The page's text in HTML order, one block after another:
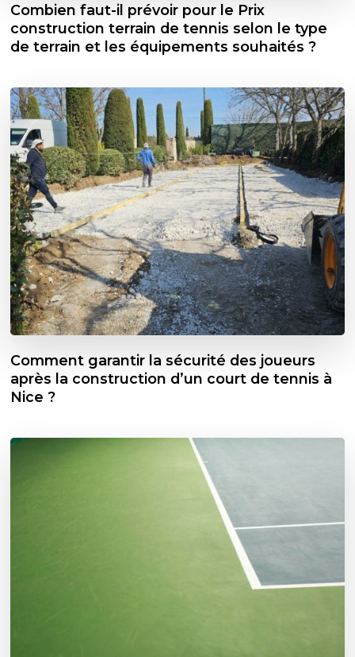
Combien faut-il prévoir pour le Prix
construction terrain de tennis selon le type
de terrain et les équipements souhaités ?
Comment garantir la sécurité des joueurs
après la construction d’un court de tennis à
Nice ?